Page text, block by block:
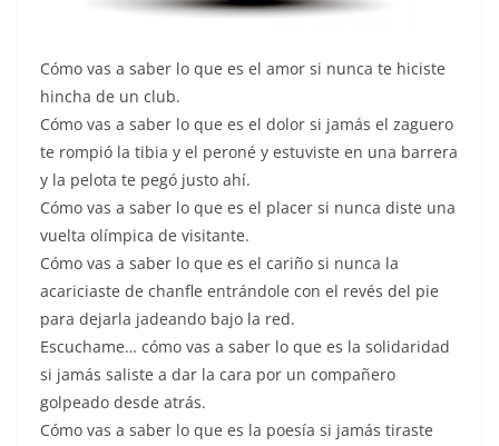
Cómo vas a saber lo que es el amor si nunca te hiciste
hincha de un club.
Cómo vas a saber lo que es el dolor si jamás el zaguero
te rompió la tibia y el peroné y estuviste en una barrera
y la pelota te pegó justo ahí.
Cómo vas a saber lo que es el placer si nunca diste una
vuelta olímpica de visitante.
Cómo vas a saber lo que es el cariño si nunca la
acariciaste de chanfle entrándole con el revés del pie
para dejarla jadeando bajo la red.
Escuchame… cómo vas a saber lo que es la solidaridad
si jamás saliste a dar la cara por un compañero
golpeado desde atrás.
Cómo vas a saber lo que es la poesía si jamás tiraste